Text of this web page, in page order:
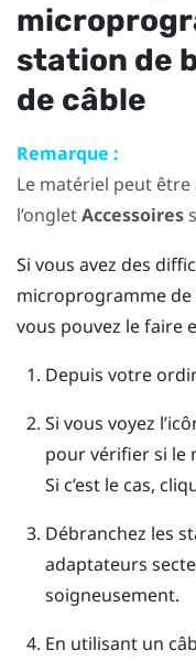
station de
de câble
Remarque :
Le matériel peut
l’ongletAccessoires
Si vous avez des
microprogramme de
vous pouvez le faire
Depuis votre
Si vous voyez
pour vérifier si le
Si c’est le cas,
Débranchez les
adaptateurs
soigneusement.
En utilisant un